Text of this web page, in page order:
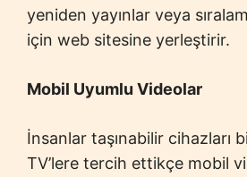
yeniden yayınlar veya
için web sitesine yerleştirir.
Mobil Uyumlu Videolar
İnsanlar taşınabilir cihazları
TV’lere tercih ettikçe mobil